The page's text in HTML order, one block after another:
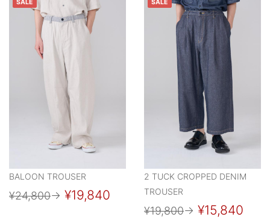
SALE
BALOON TROUSER
¥24,800→ ¥19,840
SALE
2 TUCK CROPPED DENIM
TROUSER
¥19,800→ ¥15,840